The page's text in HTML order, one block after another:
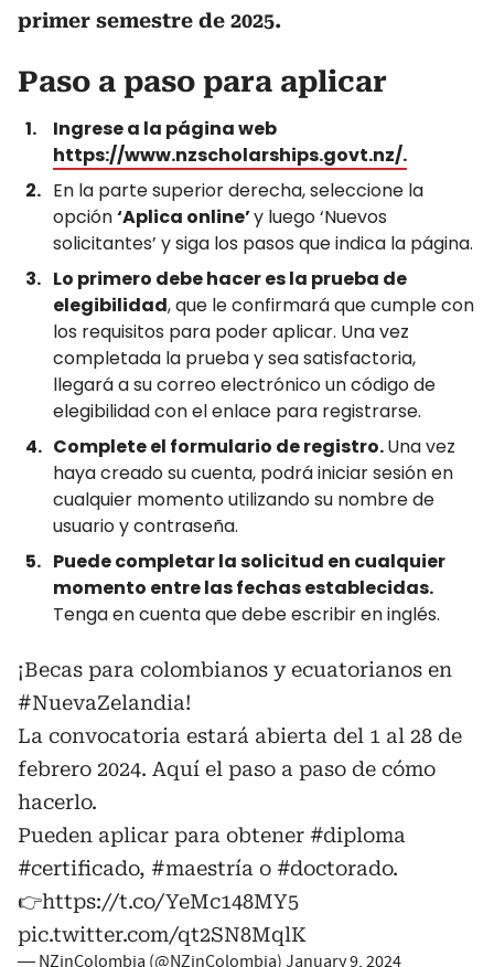
primer semestre de 2025.
Paso a paso para aplicar
Ingrese a la página web
https://www.nzscholarships.govt.nz/.
En la parte superior derecha, seleccione la
opción‘Aplica online’y luego ‘Nuevos
solicitantes’ y siga los pasos que indica la página.
Lo primero debe hacer es la prueba de
elegibilidad, que le confirmará que cumple con
los requisitos para poder aplicar. Una vez
completada la prueba y sea satisfactoria,
llegará a su correo electrónico un código de
elegibilidad con el enlace para registrarse.
Complete el formulario de registro.Una vez
haya creado su cuenta, podrá iniciar sesión en
cualquier momento utilizando su nombre de
usuario y contraseña.
Puede completar la solicitud en cualquier
momento entre las fechas establecidas.
Tenga en cuenta que debe escribir en inglés.
¡Becas para colombianos y ecuatorianos en
#NuevaZelandia!
La convocatoria estará abierta del 1 al 28 de
febrero 2024. Aquí el paso a paso de cómo
hacerlo.
Pueden aplicar para obtener #diploma
#certificado, #maestría o #doctorado.
👉https://t.co/YeMc148MY5
pic.twitter.com/qt2SN8MqlK
— NZinColombia (@NZinColombia) January 9, 2024